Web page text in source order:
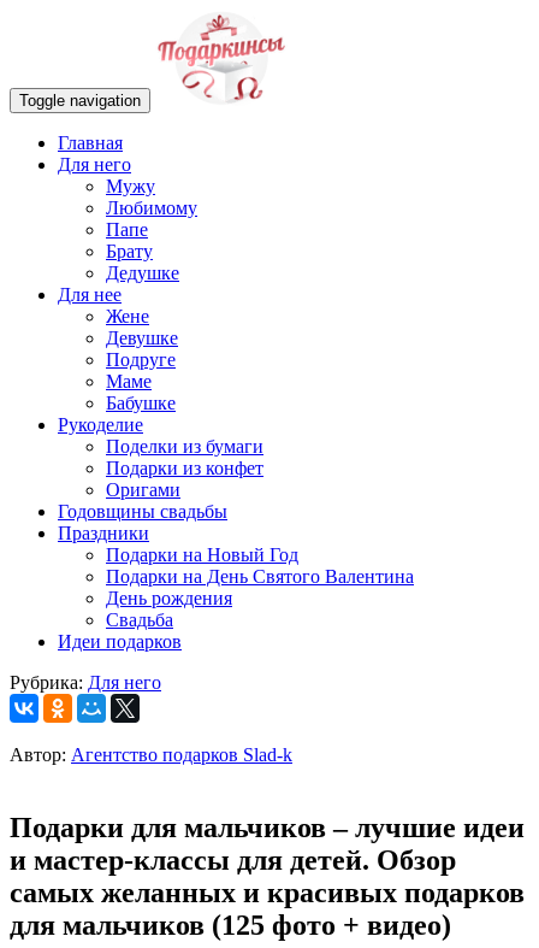
Toggle navigation
Главная
Для него
Мужу
Любимому
Папе
Брату
Дедушке
Для нее
Жене
Девушке
Подруге
Маме
Бабушке
Рукоделие
Поделки из бумаги
Подарки из конфет
Оригами
Годовщины свадьбы
Праздники
Подарки на Новый Год
Подарки на День Святого Валентина
День рождения
Свадьба
Идеи подарков
Рубрика: Для него
Автор: Агентство подарков Slad-k
Подарки для мальчиков – лучшие идеи
и мастер-классы для детей. Обзор
самых желанных и красивых подарков
для мальчиков (125 фото + видео)